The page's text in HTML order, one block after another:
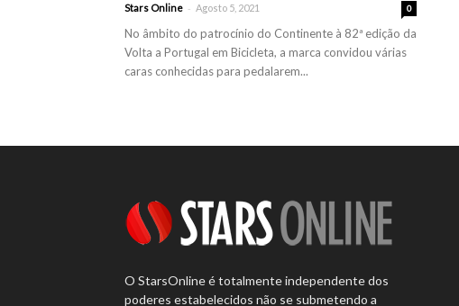
Stars Online - Agosto 5, 2021 0
No âmbito do patrocínio do Continente à 82ª edição da
Volta a Portugal em Bicicleta, a marca convidou várias
caras conhecidas para pedalarem...
O StarsOnline é totalmente independente dos
poderes estabelecidos não se submetendo a